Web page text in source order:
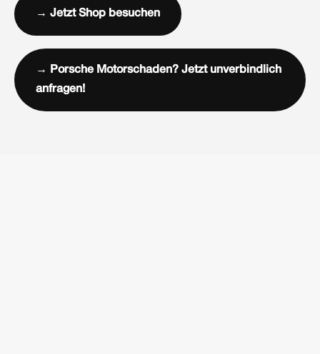
→ Jetzt Shop besuchen
→ Porsche Motorschaden? Jetzt unverbindlich
anfragen!